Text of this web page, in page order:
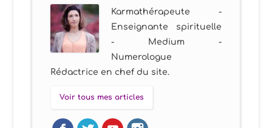
Karmathérapeute -
Enseignante spirituelle
- Medium -
Numerologue
Rédactrice en chef du site.
Voir tous mes articles